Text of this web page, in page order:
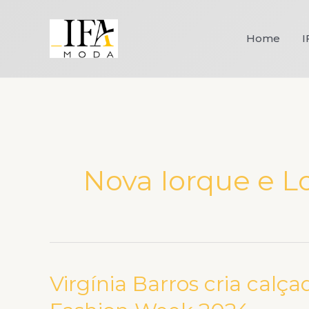
Home
Nova Iorque e
Virgínia Barros cria
Virgínia
Barros